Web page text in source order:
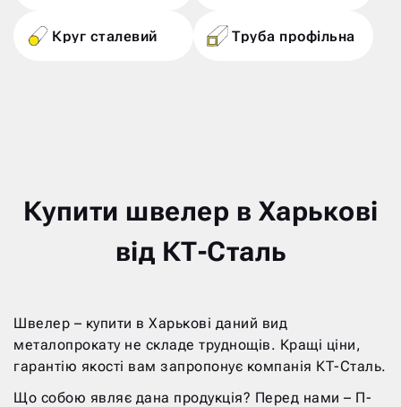
Круг сталевий Труба профільна
Купити швелер в Харькові
від КТ-Сталь
Швелер – купити в Харькові даний вид
металопрокату не складе труднощів. Кращі ціни,
гарантію якості вам запропонує компанія КТ-Сталь.
Що собою являє дана продукція? Перед нами – П-